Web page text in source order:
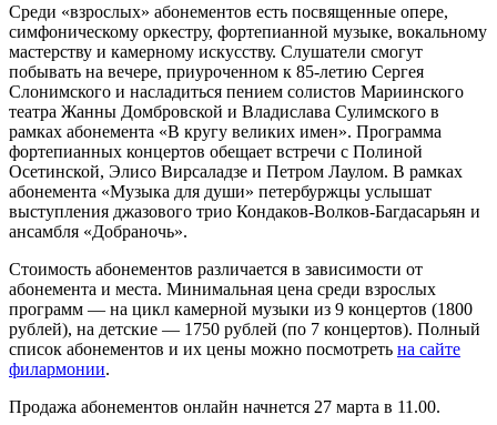
Среди «взрослых» абонементов есть посвященные опере,
симфоническому оркестру, фортепианной музыке, вокальному
мастерству и камерному искусству. Слушатели смогут
побывать на вечере, приуроченном к 85-летию Сергея
Слонимского и насладиться пением солистов Мариинского
театра Жанны Домбровской и Владислава Сулимского в
рамках абонемента «В кругу великих имен». Программа
фортепианных концертов обещает встречи с Полиной
Осетинской, Элисо Вирсаладзе и Петром Лаулом. В рамках
абонемента «Музыка для души» петербуржцы услышат
выступления джазового трио Кондаков-Волков-Багдасарьян и
ансамбля «Добраночь».
Стоимость абонементов различается в зависимости от
абонемента и места. Минимальная цена среди взрослых
программ — на цикл камерной музыки из 9 концертов (1800
рублей), на детские — 1750 рублей (по 7 концертов). Полный
список абонементов и их цены можно посмотреть на сайте
филармонии.
Продажа абонементов онлайн начнется 27 марта в 11.00.